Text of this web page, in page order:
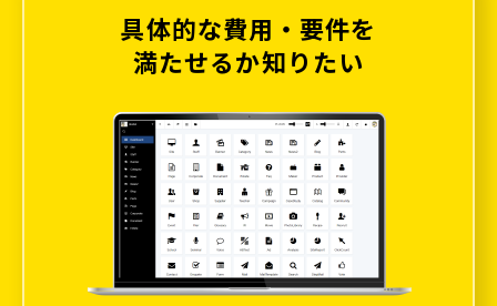
具体的な費用・要件を
満たせるか知りたい